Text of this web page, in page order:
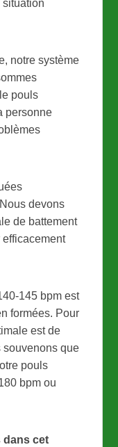
situation
notre système
pouls
personne
devons
de battement
145 bpm est
formées. Pour
est de
souvenons que
pouls
bpm ou
dans cet